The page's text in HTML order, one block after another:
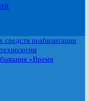
средств реабилитации
«Время